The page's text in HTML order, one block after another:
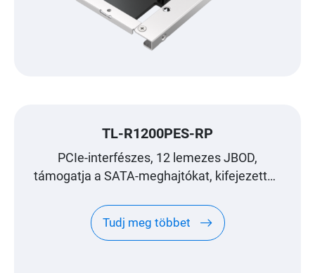
TL-R1200PES-RP
PCIe-interfészes, 12 lemezes JBOD,
támogatja a SATA-meghajtókat, kifejezetten
Tudj meg többet